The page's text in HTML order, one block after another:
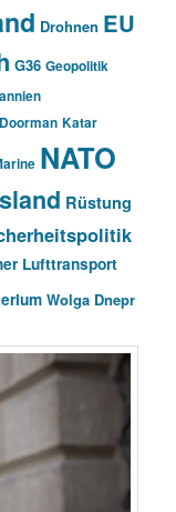
Drohnen EU
G36 Geopolitik
Katar
NATO
Rüstung
Lufttransport
Wolga Dnepr